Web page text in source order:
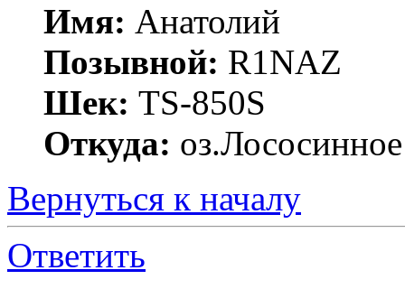
Имя: Анатолий
Позывной: R1NAZ
Шек: TS-850S
Откуда: оз.Лососинное
Вернуться к началу
Ответить